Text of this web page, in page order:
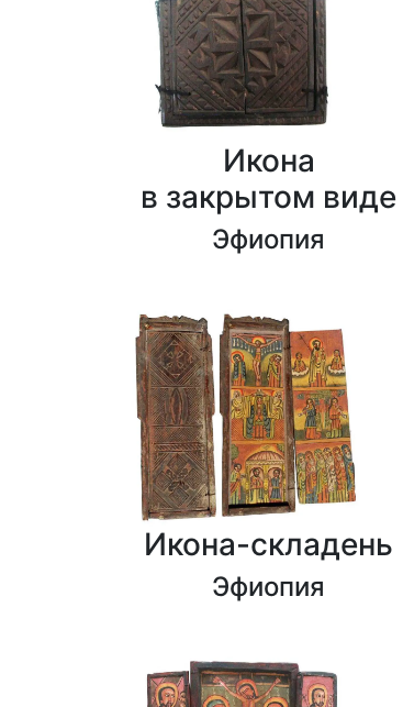
Икона
в закрытом виде
Эфиопия
Икона-складень
Эфиопия